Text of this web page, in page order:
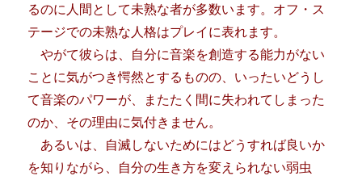
るのに人間として未熟な者が多数います。オフ・ス
テージでの未熟な人格はプレイに表れます。
やがて彼らは、自分に音楽を創造する能力がない
ことに気がつき愕然とするものの、いったいどうし
て音楽のパワーが、またたく間に失われてしまった
のか、その理由に気付きません。
あるいは、自滅しないためにはどうすれば良いか
を知りながら、自分の生き方を変えられない弱虫